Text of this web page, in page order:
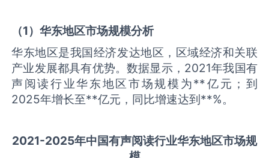
（1）华东地区市场规模分析
华东地区是我国经济发达地区，区域经济和关联
产业发展都具有优势。数据显示，2021年我国有
声阅读行业华东地区市场规模为**亿元；到
2025年增长至**亿元，同比增速达到**%。
2021-2025年中国有声阅读行业华东地区市场规